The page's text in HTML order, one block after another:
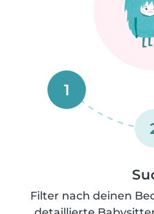
1
Filter nach deinen